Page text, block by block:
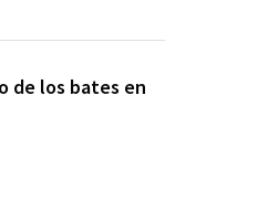
de los bates en